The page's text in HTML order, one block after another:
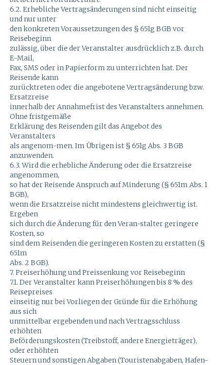
6.2. Erhebliche Vertragsänderungen sind nicht einseitig
und nur unter
den konkreten Voraussetzungen des § 651g BGB vor
Reisebeginn
zulässig, über die der Veranstalter ausdrücklich z.B. durch
E-Mail,
Fax, SMS oder in Papierform zu unterrichten hat. Der
Reisende kann
zurücktreten oder die angebotene Vertragsänderung bzw.
Ersatzreise
innerhalb der Annahmefrist des Veranstalters annehmen.
Ohne fristgemäße
Erklärung des Reisenden gilt das Angebot des
Veranstalters
als angenom-men. Im Übrigen ist § 651g Abs. 3 BGB
anzuwenden.
6.3. Wird die erhebliche Änderung oder die Ersatzreise
angenommen,
so hat der Reisende Anspruch auf Minderung (§ 651m Abs. 1
BGB),
wenn die Ersatzreise nicht mindestens gleichwertig ist.
Ergeben
sich durch die Änderung für den Veran-stalter geringere
Kosten, so
sind dem Reisenden die geringeren Kosten zu erstatten (§
651m
Abs. 2 BGB).
7. Preiserhöhung und Preissenkung vor Reisebeginn
7.1. Der Veranstalter kann Preiserhöhungen bis 8 % des
Reisepreises
einseitig nur bei Vorliegen der Gründe für die Erhöhung
aus sich
unmittelbar ergebenden und nach Vertragsschluss
erhöhten
Beförderungskosten (Treibstoff, andere Energieträger),
oder erhöhten
Steuern und sonstigen Abgaben (Touristenabgaben, Hafen-